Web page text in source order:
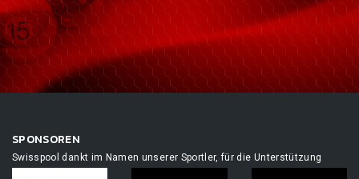
SPONSOREN
Swisspool dankt im Namen unserer Sportler, für die Unterstützung